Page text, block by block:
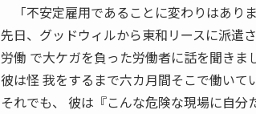
「不安定雇用であることに変わりはありま
先日、グッドウィルから東和リースに派遣
労働 で大ケガを負った労働者に話を聞きま
彼は怪 我をするまで六カ月間そこで働いて
それでも、 彼は『こんな危険な現場に自